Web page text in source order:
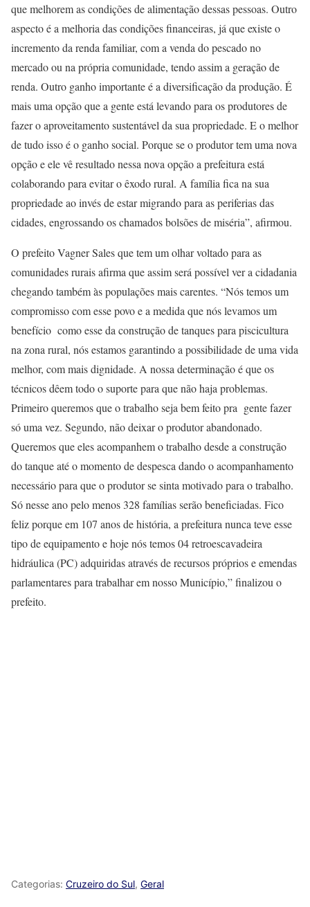
que melhorem as condições de alimentação dessas pessoas. Outro
aspecto é a melhoria das condições financeiras, já que existe o
incremento da renda familiar, com a venda do pescado no
mercado ou na própria comunidade, tendo assim a geração de
renda. Outro ganho importante é a diversificação da produção. É
mais uma opção que a gente está levando para os produtores de
fazer o aproveitamento sustentável da sua propriedade. E o melhor
de tudo isso é o ganho social. Porque se o produtor tem uma nova
opção e ele vê resultado nessa nova opção a prefeitura está
colaborando para evitar o êxodo rural. A família fica na sua
propriedade ao invés de estar migrando para as periferias das
cidades, engrossando os chamados bolsões de miséria”, afirmou.
O prefeito Vagner Sales que tem um olhar voltado para as
comunidades rurais afirma que assim será possível ver a cidadania
chegando também às populações mais carentes. “Nós temos um
compromisso com esse povo e a medida que nós levamos um
benefício como esse da construção de tanques para piscicultura
na zona rural, nós estamos garantindo a possibilidade de uma vida
melhor, com mais dignidade. A nossa determinação é que os
técnicos dêem todo o suporte para que não haja problemas.
Primeiro queremos que o trabalho seja bem feito pra gente fazer
só uma vez. Segundo, não deixar o produtor abandonado.
Queremos que eles acompanhem o trabalho desde a construção
do tanque até o momento de despesca dando o acompanhamento
necessário para que o produtor se sinta motivado para o trabalho.
Só nesse ano pelo menos 328 famílias serão beneficiadas. Fico
feliz porque em 107 anos de história, a prefeitura nunca teve esse
tipo de equipamento e hoje nós temos 04 retroescavadeira
hidráulica (PC) adquiridas através de recursos próprios e emendas
parlamentares para trabalhar em nosso Município,” finalizou o
prefeito.
Categorias: Cruzeiro do Sul, Geral